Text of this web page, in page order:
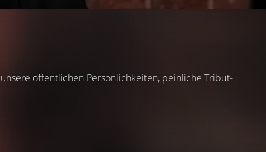
öffentlichen Persönlichkeiten, peinliche Tribut-